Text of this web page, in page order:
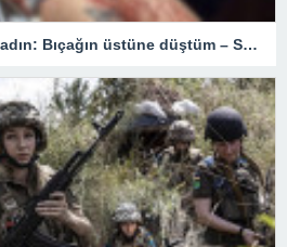
Kanlar içinde bulunan kadın: Bıçağın üstüne düştüm – Son Dakika Türkiye Haberleri